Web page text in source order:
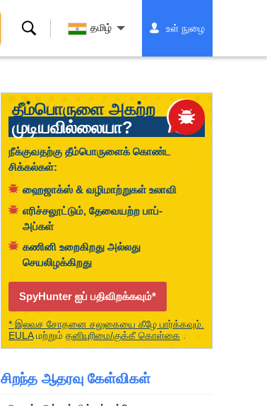
தேடல் தமிழ் உள் நுழை
தீம்பொருளை அகற்ற
முடியவில்லையா?
நீக்குவதற்கு தீம்பொருளைக் கொண்ட
சிக்கல்கள்:
ஹைஜாக்ஸ் & வழிமாற்றுகள் உலாவி
எரிச்சலூட்டும், தேவையற்ற பாப்-
அப்கள்
கணினி உறைகிறது அல்லது
செயலிழக்கிறது
SpyHunter ஐப் பதிவிறக்கவும்*
* இலவச சோதனை சலுகையை கீழே பார்க்கவும்.
EULAமற்றும் தனியுரிமை/குக்கீ கொள்கை
சிறந்த ஆதரவு கேள்விகள்